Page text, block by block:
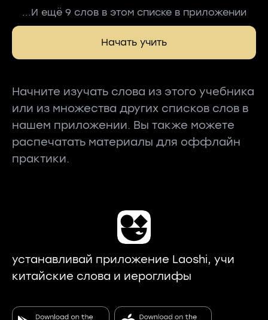
...И ещё 9 слов в этом списке в приложении
Начать учить
Начните изучать слова из этого учебника
или из множества других списков слов в
нашем приложении. Вы также можете
распечатать материалы для оффлайн
практики.
устанавливай приложение Laoshi, учи
китайские слова и иероглифы